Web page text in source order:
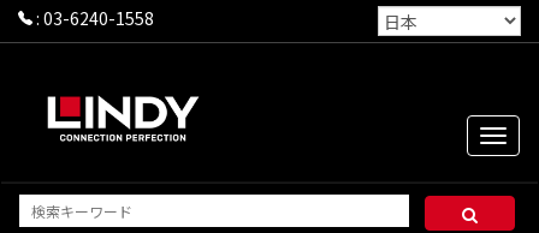
: 03-6240-1558
Toggle